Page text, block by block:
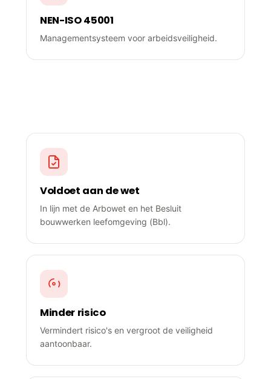
NEN-ISO 45001
Managementsysteem voor arbeidsveiligheid.
Voldoet aan de wet
In lijn met de Arbowet en het Besluit
bouwwerken leefomgeving (Bbl).
Minder risico
Vermindert risico's en vergroot de veiligheid
aantoonbaar.